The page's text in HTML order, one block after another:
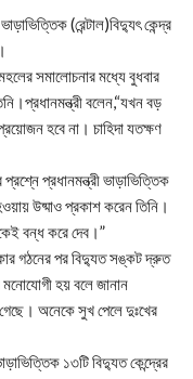
(রেন্টাল)বিদ্যুৎ কেন্দ্র
সমালোচনার মধ্যে বুধবার
বলেন,“যখন বড়
প্রয়োজন হবে না। চাহিদা যতক্ষণ
প্রধানমন্ত্রী ভাড়াভিত্তিক
উষ্মাও প্রকাশ করেন তিনি।
বন্ধ করে দেব।”
গঠনের পর বিদ্যুত সঙ্কট দ্রুত
মনোযোগী হয় বলে জানান
অনেকে সুখ পেলে দুঃখের
১৩টি বিদ্যুত কেন্দ্রের